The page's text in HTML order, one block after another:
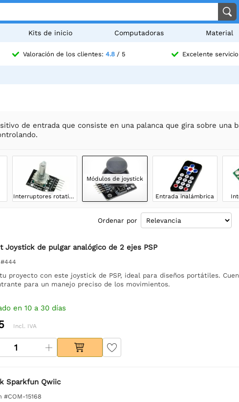
Kits de inicio Computadoras Material
Valoración de los clientes: 4.8 / 5 Excelente servicio
de entrada que consiste en una palanca que gira sobre una
Interruptores rotativos
Módulos de joystick
Entrada inalámbrica
Ordenar por
Joystick de pulgar analógico de 2 ejes PSP
proyecto con este joystick de PSP, ideal para diseños portátiles.
para un manejo preciso de los movimientos.
en 10 a 30 días
Incl. IVA
Sparkfun Qwiic
#COM-15168